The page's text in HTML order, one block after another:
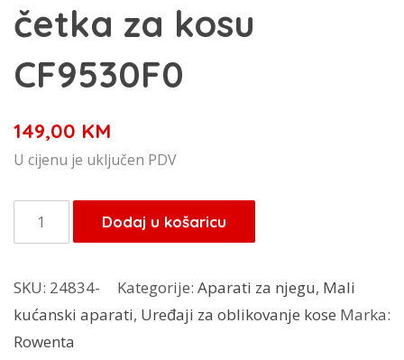
četka za kosu
CF9530F0
149,00 KM
U cijenu je uključen PDV
Rowenta
rotirajuća
za
kosu
CF9530F0
Dodaj u košaricu
SKU: 24834- Kategorije: Aparati za njegu, Mali
kućanski aparati, Uređaji za oblikovanje kose Marka:
Rowenta